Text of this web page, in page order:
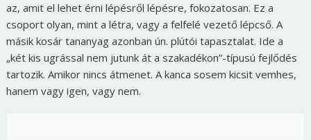
az, amit el lehet érni lépésről lépésre, fokozatosan. Ez a
csoport olyan, mint a létra, vagy a felfelé vezető lépcső. A
másik kosár tananyag azonban ún. plútói tapasztalat. Ide a
„két kis ugrással nem jutunk át a szakadékon”-típusú fejlődés
tartozik. Amikor nincs átmenet. A kanca sosem kicsit vemhes,
hanem vagy igen, vagy nem.